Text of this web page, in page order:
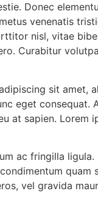
Donec
venenatis
nisl, vitae
Curabitur
sit amet,
eget consequat.
at sapien. Lorem
ac fringilla ligula.
quam
vel gravida